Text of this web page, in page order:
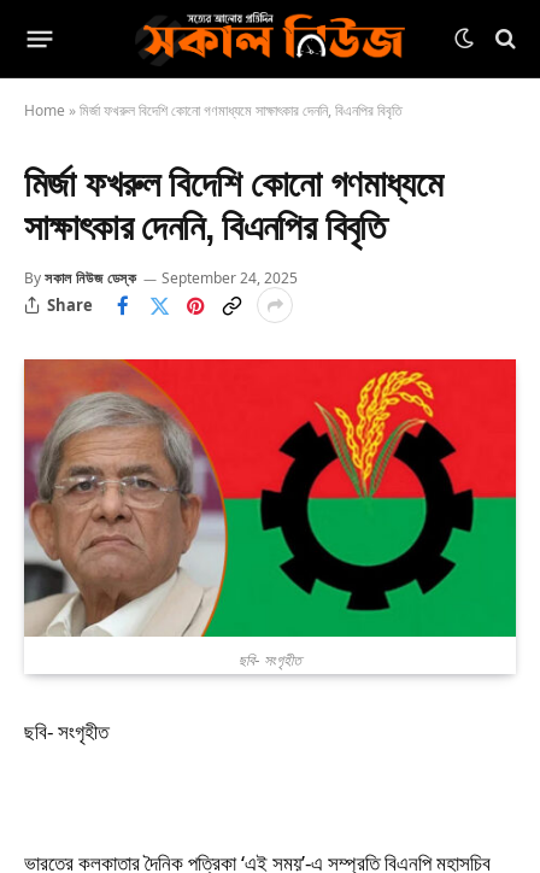
Home »মির্জা ফখরুল বিদেশি কোনো গণমাধ্যমে সাক্ষাৎকার দেননি, বিএনপির বিবৃতি
মির্জা ফখরুল বিদেশি কোনো গণমাধ্যমে
সাক্ষাৎকার দেননি, বিএনপির বিবৃতি
Byসকাল নিউজ ডেস্ক September 24, 2025
Share
ছবি- সংগৃহীত
ছবি- সংগৃহীত
ভারতের কলকাতার দৈনিক পত্রিকা ‘এই সময়’-এ সম্প্রতি বিএনপি মহাসচিব